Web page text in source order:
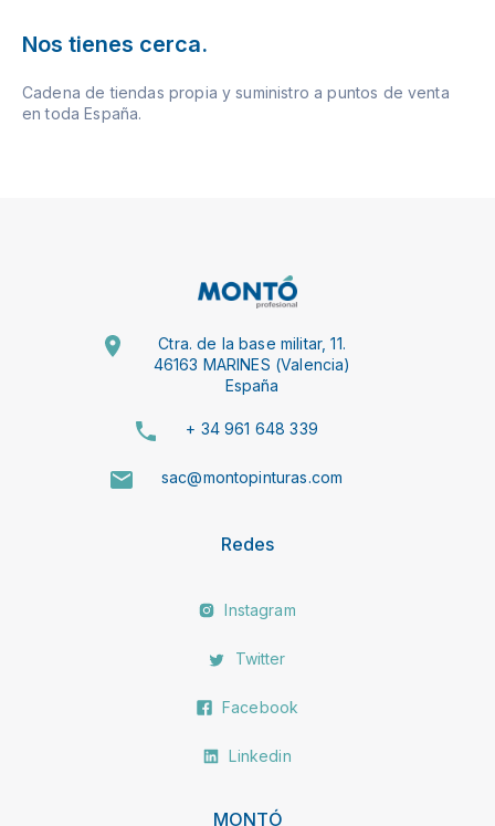
Nos tienes cerca.
Cadena de tiendas propia y suministro a puntos de venta
en toda España.
Ctra. de la base militar, 11.
46163 MARINES (Valencia)
España
+ 34 961 648 339
sac@montopinturas.com
Redes
Instagram
Twitter
Facebook
Linkedin
MONTÓ